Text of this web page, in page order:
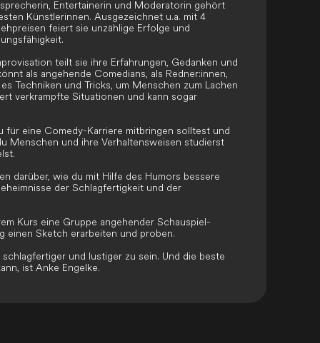
Entertainerin und Moderatorin gehört
Künstlerinnen. Ausgezeichnet u.a. mit 4
feiert sie unzählige Erfolge und
teilt sie ihre Erfahrungen, Gedanken und
als angehende Comedians, als Redner:innen,
Techniken und Tricks, um Menschen zum Lachen
verkrampfte Situationen und kann sogar
für eine Comedy-Karriere mitbringen solltest und
Menschen und ihre Verhaltensweisen studierst
darüber, wie du mit Hilfe des Humors bessere
der Schlagfertigkeit und der
Kurs eine Gruppe angehender Schauspiel-
einen Sketch erarbeiten und proben.
und lustiger zu sein. Und die beste
ist Anke Engelke.